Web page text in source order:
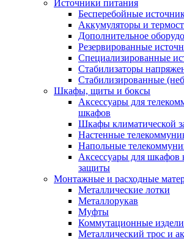
Источники питания
Бесперебойные
Аккумуляторы и
Дополнительное
Резервированные
Специализированные
Стабилизаторы
Стабилизированные
Шкафы, щиты и боксы
Аксессуары для
шкафов
Шкафы климатической
Настенные
Напольные
Аксессуары для шкафов
защиты
Монтажные и расходные
Металлические лотки
Металлорукав
Муфты
Коммутационные
Металлический трос и